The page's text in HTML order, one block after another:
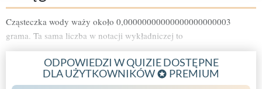
Cząsteczka wody waży około 0,00000000000000000000003
grama. Ta sama liczba w notacji wykładniczej to
ODPOWIEDZI W QUIZIE DOSTĘPNE
DLA UŻYTKOWNIKÓW
PREMIUM